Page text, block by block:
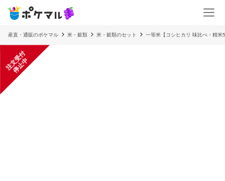
産直・通販のポケマル 米・穀類 米・穀類のセット 一等米【コシヒカリ 味比べ・精
注
文
受
付
停
止
中